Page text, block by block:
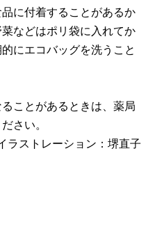
に付着することがあるか
などはポリ袋に入れてか
にエコバッグを洗うこと
ことがあるときは、薬局
さい。
ラストレーション：堺直子